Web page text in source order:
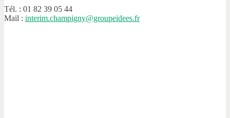
Tél. : 01 82 39 05 44
Mail : interim.champigny@groupeidees.fr